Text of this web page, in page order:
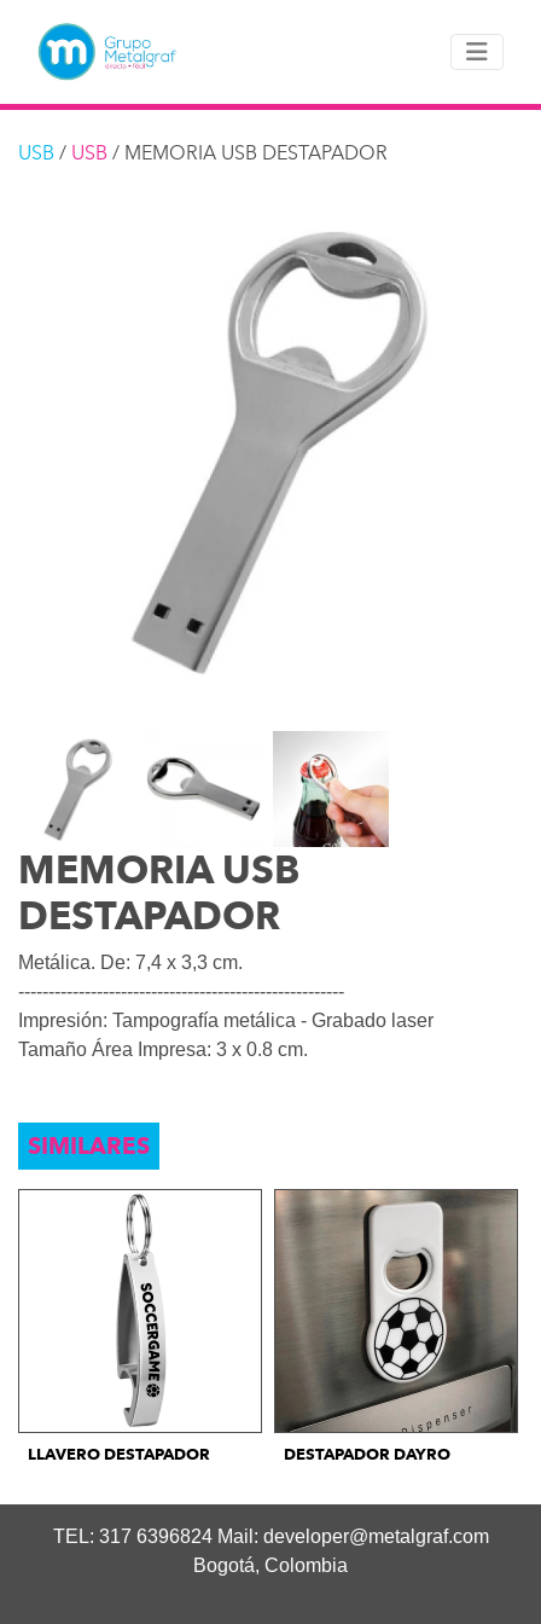
USB / USB / MEMORIA USB DESTAPADOR
MEMORIA USB
DESTAPADOR
Metálica. De: 7,4 x 3,3 cm.
------------------------------------------------------
Impresión: Tampografía metálica - Grabado laser
Tamaño Área Impresa: 3 x 0.8 cm.
SIMILARES
LLAVERO DESTAPADOR DESTAPADOR DAYRO
TEL: 317 6396824 Mail: developer@metalgraf.com
Bogotá, Colombia